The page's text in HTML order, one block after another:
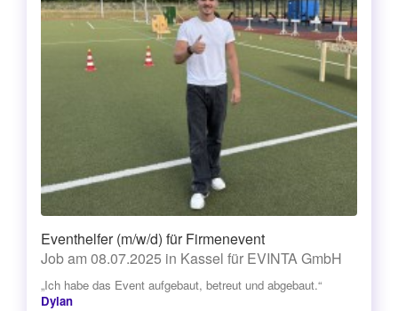
Eventhelfer (m/w/d) für Firmenevent
Job am 08.07.2025 in Kassel für EVINTA GmbH
„Ich habe das Event aufgebaut, betreut und abgebaut.“
Dylan